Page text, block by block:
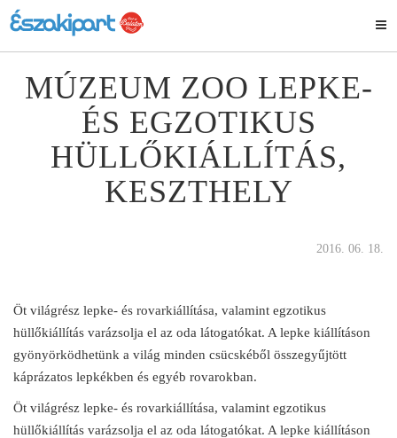
MÚZEUM ZOO LEPKE-
ÉS EGZOTIKUS
HÜLLŐKIÁLLÍTÁS,
KESZTHELY
2016. 06. 18.
Öt világrész lepke- és rovarkiállítása, valamint egzotikus
hüllőkiállítás varázsolja el az oda látogatókat. A lepke kiállításon
gyönyörködhetünk a világ minden csücskéből összegyűjtött
káprázatos lepkékben és egyéb rovarokban.
Öt világrész lepke- és rovarkiállítása, valamint egzotikus
hüllőkiállítás varázsolja el az oda látogatókat. A lepke kiállításon